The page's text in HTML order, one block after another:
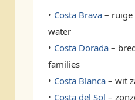
• Costa Brava – ruige
water
• Costa Dorada –
families
• Costa Blanca – wit
• Costa del Sol –